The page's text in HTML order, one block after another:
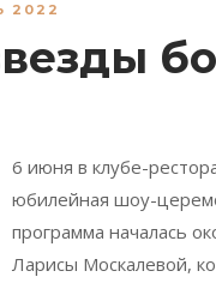
2022
6 июня в клубе-
юбилейная шоу-
программа началась
Ларисы Москалевой,